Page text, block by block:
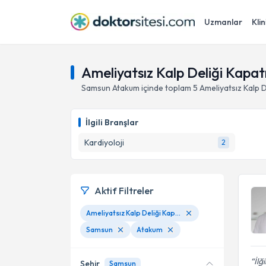
Uzmanlar
Ameliyatsız Kalp Deliği
Samsun Atakum içinde toplam 5 Ameliyatsız Kalp
İlgili Branşlar
Kardiyoloji
2
Aktif Filtreler
Ameliyatsız Kalp Deliği Kapatılması
Samsun
Atakum
Şehir Samsun